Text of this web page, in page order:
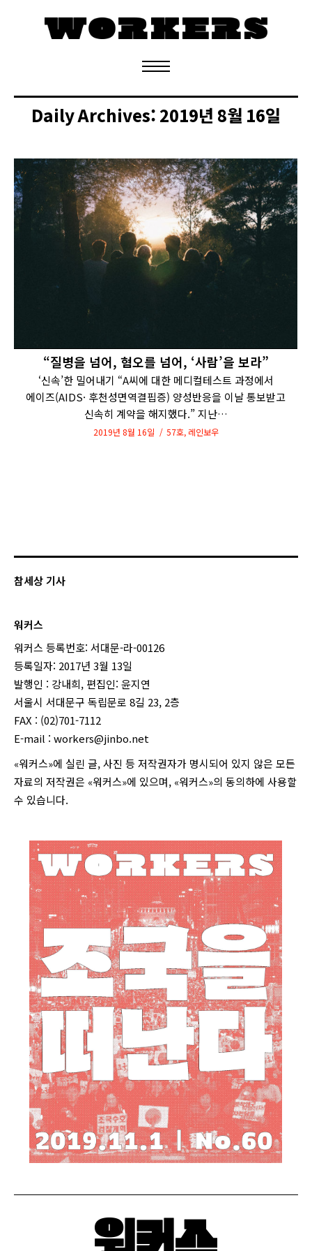
정기구독 신청
Daily Archives: 2019년 8월 16일
“질병을 넘어, 혐오를 넘어, ‘사람’을 보라”
‘신속’한 밀어내기 “A씨에 대한 메디컬테스트 과정에서
에이즈(AIDS· 후천성면역결핍증) 양성반응을 이날 통보받고
신속히 계약을 해지했다.” 지난…
2019년 8월 16일 57호, 레인보우
참세상 기사
워커스
워커스 등록번호: 서대문-라-00126
등록일자: 2017년 3월 13일
발행인 : 강내희, 편집인: 윤지연
서울시 서대문구 독립문로 8길 23, 2층
FAX : (02)701-7112
E-mail : workers@jinbo.net
«워커스»에 실린 글, 사진 등 저작권자가 명시되어 있지 않은 모든
자료의 저작권은 «워커스»에 있으며, «워커스»의 동의하에 사용할
수 있습니다.